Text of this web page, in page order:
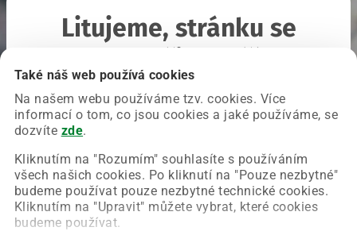
Také náš web používá cookies
Na našem webu používáme tzv. cookies. Více
informací o tom, co jsou cookies a jaké používáme, se
dozvíte zde.
Kliknutím na "Rozumím" souhlasíte s používáním
všech našich cookies. Po kliknutí na "Pouze nezbytné"
budeme používat pouze nezbytné technické cookies.
Kliknutím na "Upravit" můžete vybrat, které cookies
budeme používat.
Litujeme, stránku se
Chyba nastala na naší straně a už ji opravujeme.
Zkuste prosím znovu načíst požadovanou stránku.
Obnovit stránku Úvodní strana